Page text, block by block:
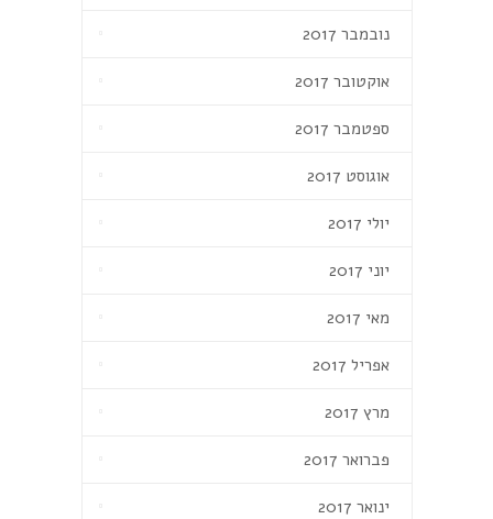
נובמבר 2017
אוקטובר 2017
ספטמבר 2017
אוגוסט 2017
יולי 2017
יוני 2017
מאי 2017
אפריל 2017
מרץ 2017
פברואר 2017
ינואר 2017